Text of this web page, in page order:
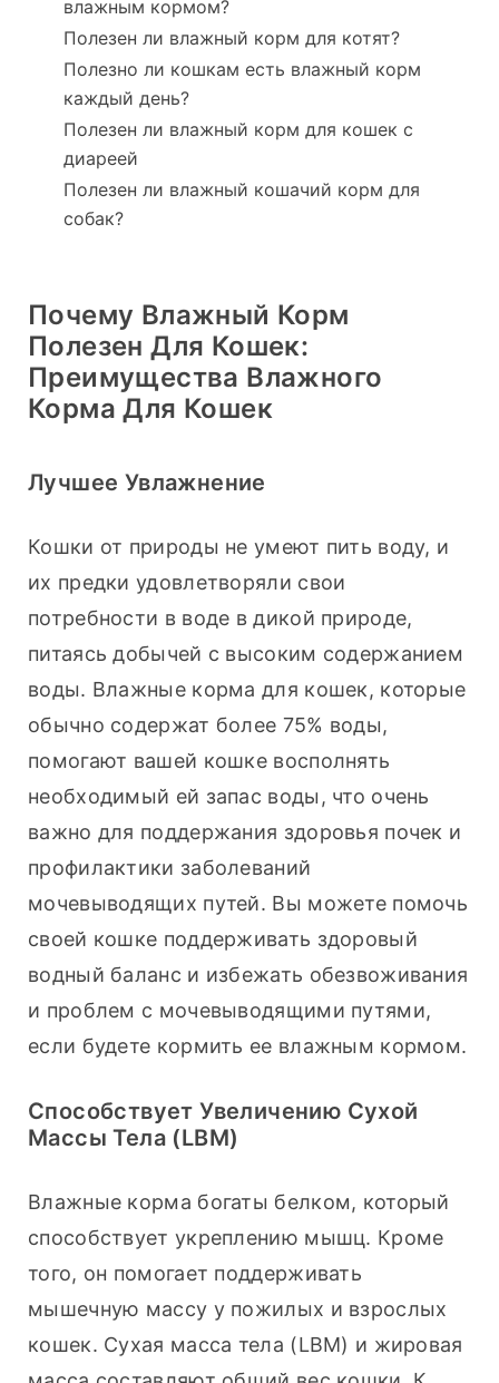
влажным кормом?
Полезен ли влажный корм для котят?
Полезно ли кошкам есть влажный корм
каждый день?
Полезен ли влажный корм для кошек с
диареей
Полезен ли влажный кошачий корм для
собак?
Почему Влажный Корм
Полезен Для Кошек:
Преимущества Влажного
Корма Для Кошек
Лучшее Увлажнение
Кошки от природы не умеют пить воду, и
их предки удовлетворяли свои
потребности в воде в дикой природе,
питаясь добычей с высоким содержанием
воды. Влажные корма для кошек, которые
обычно содержат более 75% воды,
помогают вашей кошке восполнять
необходимый ей запас воды, что очень
важно для поддержания здоровья почек и
профилактики заболеваний
мочевыводящих путей. Вы можете помочь
своей кошке поддерживать здоровый
водный баланс и избежать обезвоживания
и проблем с мочевыводящими путями,
если будете кормить ее влажным кормом.
Способствует Увеличению Сухой
Массы Тела (LBM)
Влажные корма богаты белком, который
способствует укреплению мышц. Кроме
того, он помогает поддерживать
мышечную массу у пожилых и взрослых
кошек. Сухая масса тела (LBM) и жировая